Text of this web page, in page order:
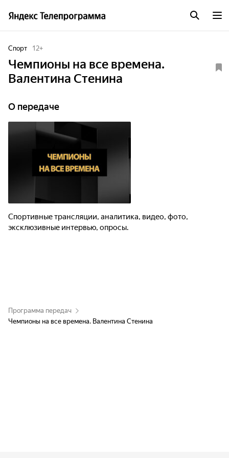
Спорт 12+
Чемпионы на все времена.
Валентина Стенина
О передаче
Спортивные трансляции, аналитика, видео, фото,
эксклюзивные интервью, опросы.
Программа передач
Чемпионы на все времена. Валентина Стенина